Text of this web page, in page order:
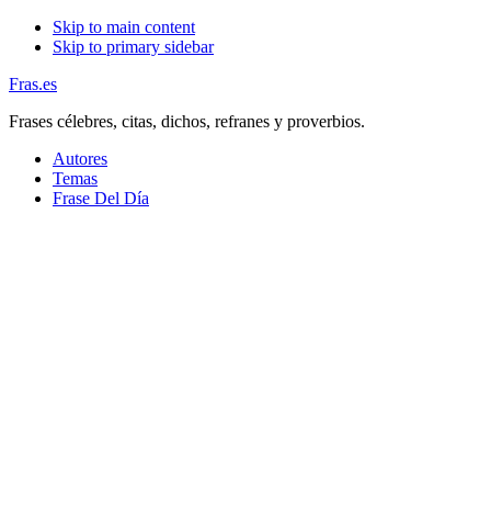
Skip to main content
Skip to primary sidebar
Fras.es
Frases célebres, citas, dichos, refranes y proverbios.
Autores
Temas
Frase Del Día